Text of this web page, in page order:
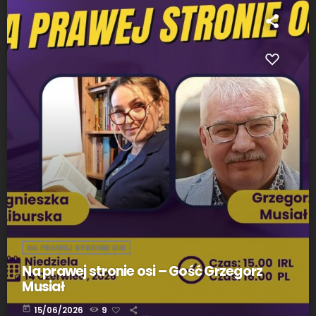
NA PRAWEJ STRONIE OSI
Na prawej stronie osi – Gość Grzegorz
Musiał
today 15/06/2026 9